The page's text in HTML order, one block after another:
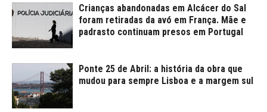
Crianças abandonadas em Alcácer do Sal
foram retiradas da avó em França. Mãe e
padrasto continuam presos em Portugal
Ponte 25 de Abril: a história da obra que
mudou para sempre Lisboa e a margem sul